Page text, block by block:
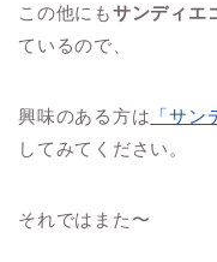
この他にもサンディエ
ているので、
興味のある方は 「サ
してみてください。
それではまた〜